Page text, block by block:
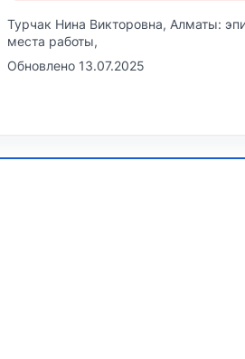
Турчак Нина Викторовна, Алматы:
места работы,
Обновлено 13.07.2025